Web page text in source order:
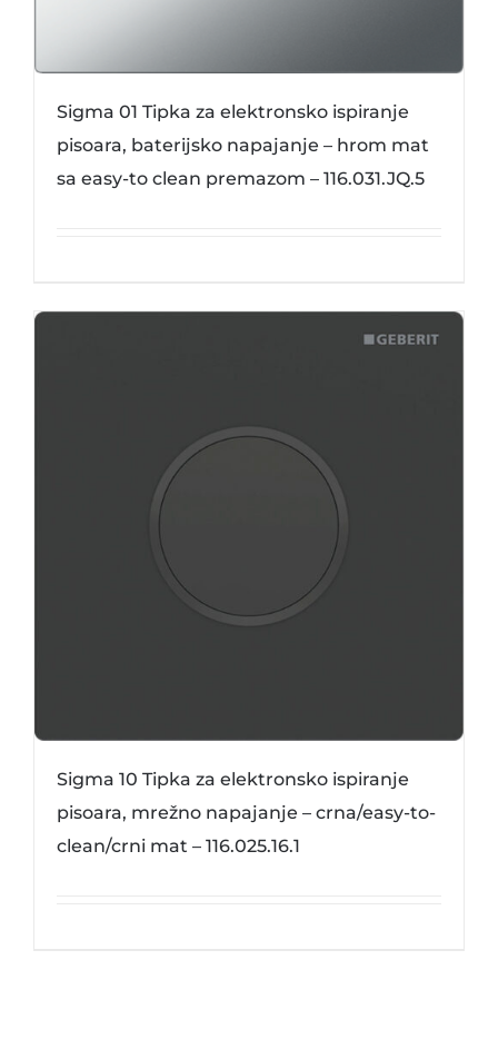
Sigma 01 Tipka za elektronsko ispiranje
pisoara, baterijsko napajanje – hrom mat
sa easy-to clean premazom – 116.031.JQ.5
Sigma 10 Tipka za elektronsko ispiranje
pisoara, mrežno napajanje – crna/easy-to-
clean/crni mat – 116.025.16.1